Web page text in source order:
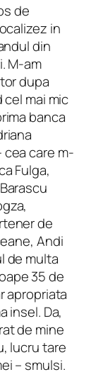
de
in
din
M-am
dupa
cel mai mic
banca
cea care m-
Fulga,
de
Andi
de multa
35 de
apropriata
insel. Da,
de mine
lucru tare
– smulsi.